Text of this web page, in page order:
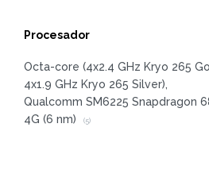
Procesador
Octa-core (4x2.4 GHz Kryo 265
4x1.9 GHz Kryo 265 Silver),
Qualcomm SM6225 Snapdragon
4G (6 nm)
(5)